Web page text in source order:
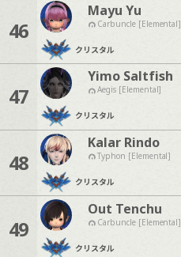
46
Mayu Yu
Carbuncle [Elemental]
クリスタル
47
Yimo Saltfish
Aegis [Elemental]
クリスタル
48
Kalar Rindo
Typhon [Elemental]
クリスタル
49
Out Tenchu
Carbuncle [Elemental]
クリスタル